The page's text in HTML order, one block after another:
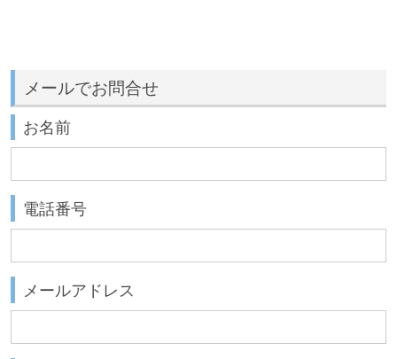
メールでお問合せ
お名前
電話番号
メールアドレス